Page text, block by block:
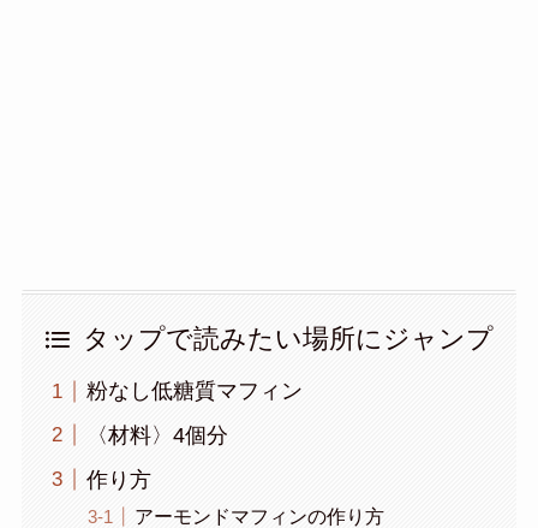
タップで読みたい場所にジャンプ
粉なし低糖質マフィン
〈材料〉4個分
作り方
アーモンドマフィンの作り方